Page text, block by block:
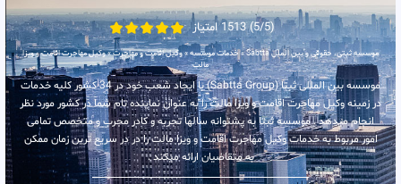
(5/5) 1513 امتیاز
موسسه ثبتی، حقوقی و بین الملل Sabtta »خدمات موسسه»وکیل اقامت و مهاجرت»وکیل مهاجرت اقامت و ویزا
مالت
موسسه بین المللی ثبتا (Sabtta Group) با ایجاد شعب خود در 34 کشور کلیه خدمات
در زمینه وکیل مهاجرت اقامت و ویزا مالت را به عنوان نماینده تام شما در کشور مورد نظر
انجام میدهد . موسسه ثبتا به پشتوانه سالها تجربه و کادر مجرب و متخصص تمامی
امور مربوط به خدمات وکیل مهاجرت اقامت و ویزا مالت را در در سریع ترین زمان ممکن
به متقاضیان ارائه میکند .